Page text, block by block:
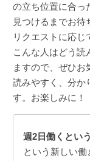
の立ち位置に合っ
見つけるまでお
リクエストに応じ
こんな人はどう読
ますので、ぜひお
読みやすく、分か
す。お楽しみに！
週2日働くとい
という新しい